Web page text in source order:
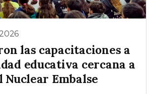
las capacitaciones a
educativa cercana a
Embalse